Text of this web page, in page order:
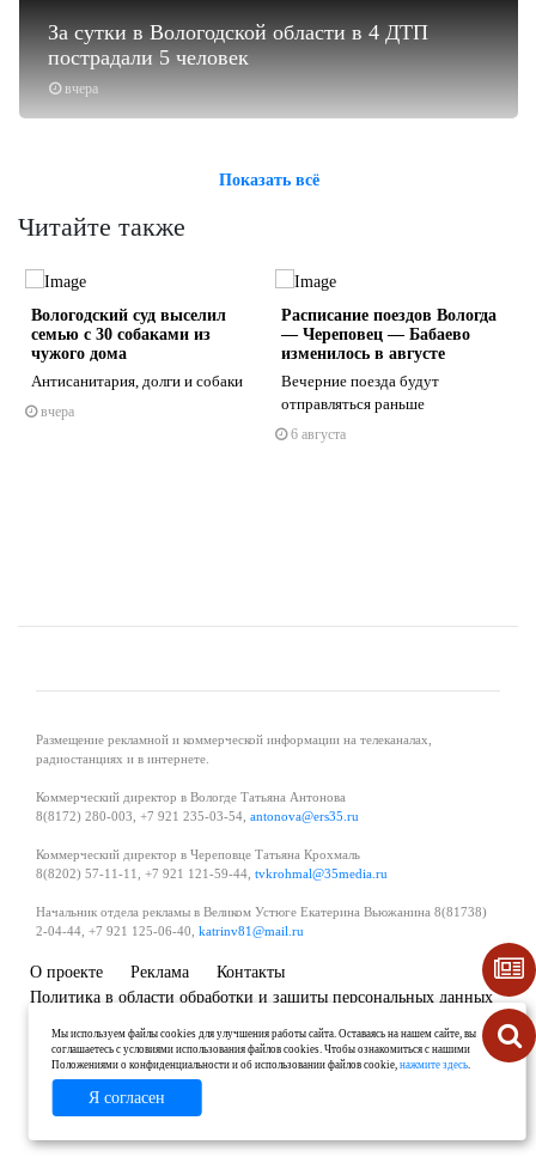
вчера
За сутки в Вологодской области в 4 ДТП
пострадали 5 человек
Показать всё
Читайте также
Вологодский суд выселил
семью с 30 собаками из
чужого дома
Антисанитария, долги и собаки
вчера
Расписание поездов Вологда
— Череповец — Бабаево
изменилось в августе
Вечерние поезда будут
отправляться раньше
6 августа
Размещение рекламной и коммерческой информации на телеканалах,
радиостанциях и в интернете.
Коммерческий директор в Вологде Татьяна Антонова
8(8172) 280-003, +7 921 235-03-54, antonova@ers35.ru
Коммерческий директор в Череповце Татьяна Крохмаль
8(8202) 57-11-11, +7 921 121-59-44, tvkrohmal@35media.ru
Начальник отдела рекламы в Великом Устюге Екатерина Вьюжанина 8(81738)
2-04-44, +7 921 125-06-40, katrinv81@mail.ru
О проекте Реклама
Контакты
Политика в области обработки и защиты персональных данных
Мы используем файлы cookies для улучшения работы сайта. Оставаясь на нашем сайте, вы
соглашаетесь с условиями использования файлов cookies. Чтобы ознакомиться с нашими
Положениями о конфиденциальности и об использовании файлов cookie,нажмите здесь.
Я согласен